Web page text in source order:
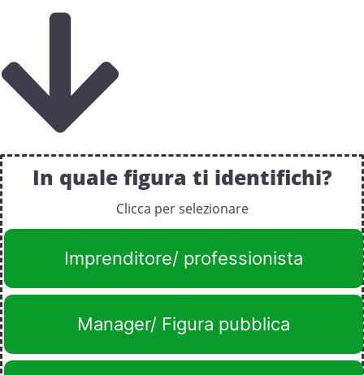
In quale figura ti identifichi?
Clicca per selezionare
Imprenditore/ professionista
Manager/ Figura pubblica